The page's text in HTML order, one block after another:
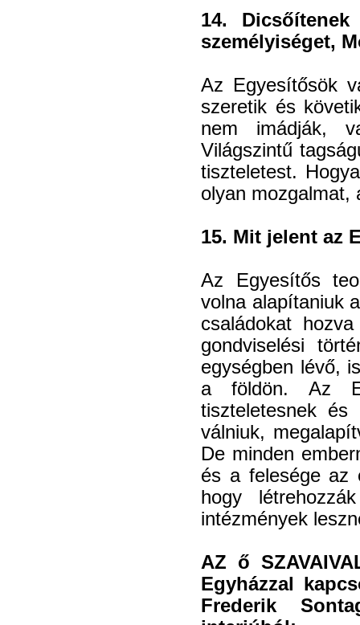
14.
személyiséget,
Az Egyesítősök
szeretik és
nem imádják,
Világszintű
tiszteletest.
olyan mozgalmat,
15. Mit jelent az
Az Egyesítős
volna alapítaniuk
családokat
gondviselési
egységben lévő,
a földön. Az
tiszteletesnek
válniuk,
De minden
és a felesége az
hogy
intézmények
AZ ő
Egyházzal
Frederik